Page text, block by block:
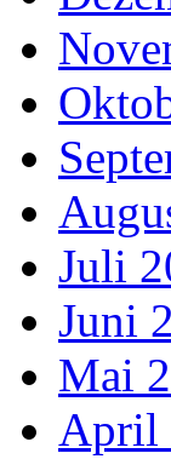
Juli
Juni
Mai
April